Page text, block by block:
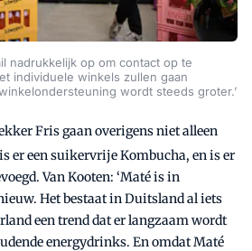
nadrukkelijk op om contact op te
individuele winkels zullen gaan
wordt steeds groter.’
Fris gaan overigens niet alleen
er een suikervrije Kombucha, en is er
Van Kooten: ‘Maté is in
Het bestaat in Duitsland al iets
een trend dat er langzaam wordt
energydrinks. En omdat Maté